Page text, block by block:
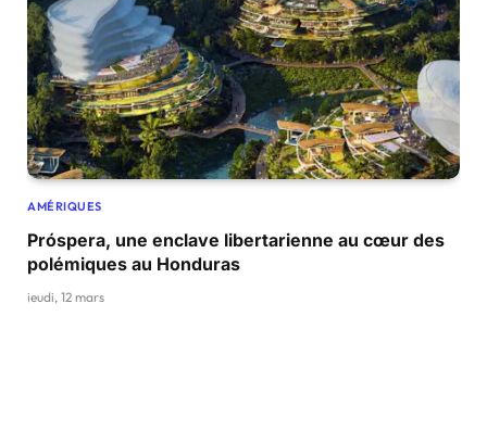
AMÉRIQUES
Próspera, une enclave libertarienne au cœur des
polémiques au Honduras
jeudi, 12 mars